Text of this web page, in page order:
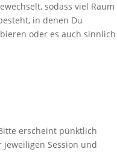
sodass viel Raum
in denen Du
oder es auch sinnlich
erscheint pünktlich
Session und